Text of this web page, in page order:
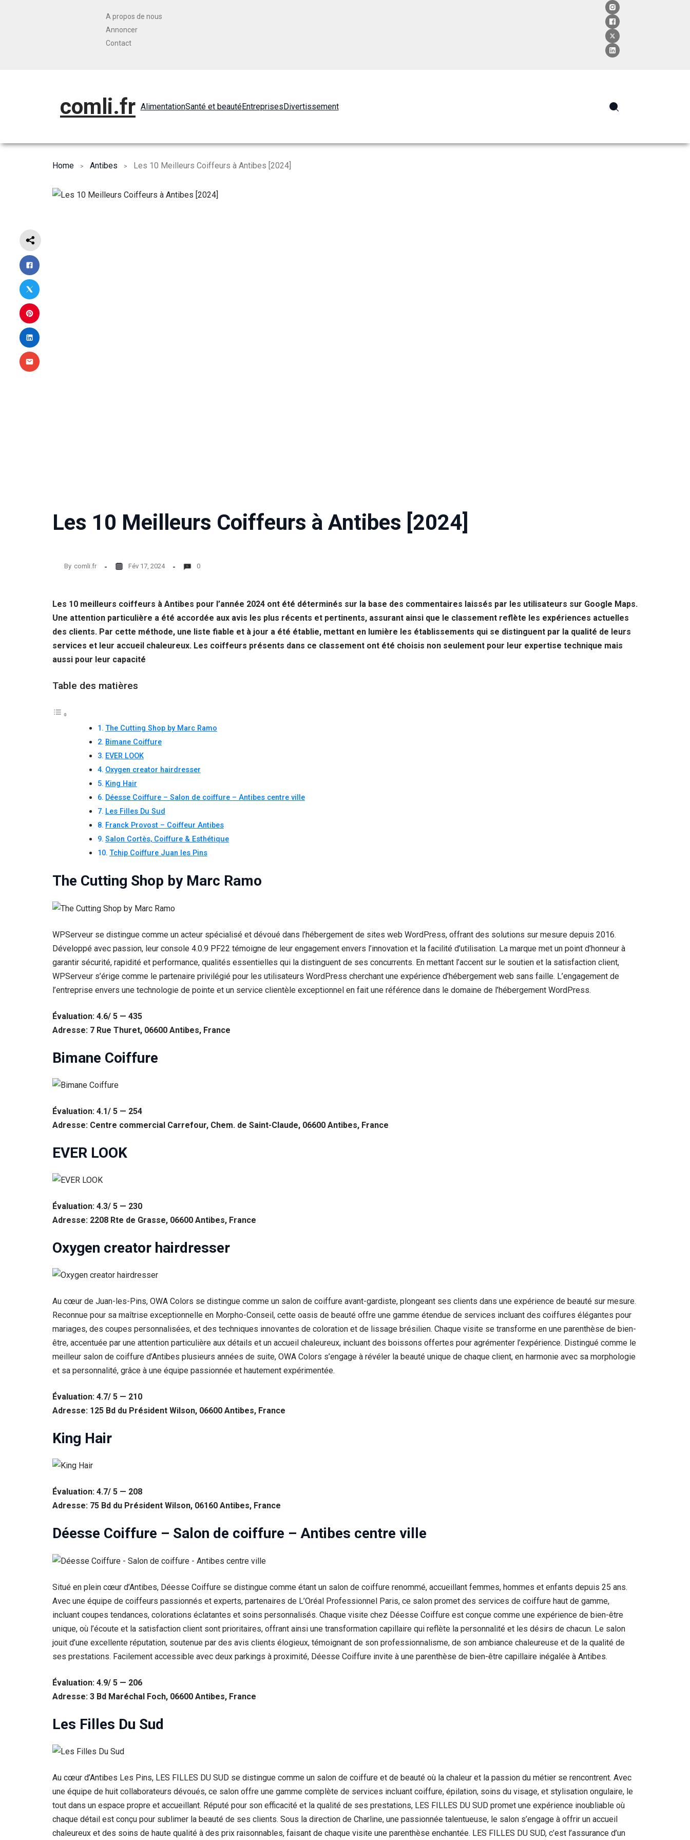
A propos de nous
Annoncer
Contact
comli.fr AlimentationSanté et beautéEntreprisesDivertissement
Home Antibes Les 10 Meilleurs Coiffeurs à Antibes [2024]
Les 10 Meilleurs Coiffeurs à Antibes [2024]
By comli.fr Fév 17, 2024 0
Les 10 meilleurs coiffeurs à Antibes pour l’année 2024 ont été déterminés sur la base des commentaires laissés par les utilisateurs sur Google Maps.
Une attention particulière a été accordée aux avis les plus récents et pertinents, assurant ainsi que le classement reflète les expériences actuelles
des clients. Par cette méthode, une liste fiable et à jour a été établie, mettant en lumière les établissements qui se distinguent par la qualité de leurs
services et leur accueil chaleureux. Les coiffeurs présents dans ce classement ont été choisis non seulement pour leur expertise technique mais
aussi pour leur capacité
Table des matières
The Cutting Shop by Marc Ramo
Bimane Coiffure
EVER LOOK
Oxygen creator hairdresser
King Hair
Déesse Coiffure – Salon de coiffure – Antibes centre ville
Les Filles Du Sud
Franck Provost – Coiffeur Antibes
Salon Cortès, Coiffure & Esthétique
Tchip Coiffure Juan les Pins
The Cutting Shop by Marc Ramo
WPServeur se distingue comme un acteur spécialisé et dévoué dans l’hébergement de sites web WordPress, offrant des solutions sur mesure depuis 2016.
Développé avec passion, leur console 4.0.9 PF22 témoigne de leur engagement envers l’innovation et la facilité d’utilisation. La marque met un point d’honneur à
garantir sécurité, rapidité et performance, qualités essentielles qui la distinguent de ses concurrents. En mettant l’accent sur le soutien et la satisfaction client,
WPServeur s’érige comme le partenaire privilégié pour les utilisateurs WordPress cherchant une expérience d’hébergement web sans faille. L’engagement de
l’entreprise envers une technologie de pointe et un service clientèle exceptionnel en fait une référence dans le domaine de l’hébergement WordPress.
Évaluation: 4.6/ 5 — 435
Adresse: 7 Rue Thuret, 06600 Antibes, France
Bimane Coiffure
Évaluation: 4.1/ 5 — 254
Adresse: Centre commercial Carrefour, Chem. de Saint-Claude, 06600 Antibes, France
EVER LOOK
Évaluation: 4.3/ 5 — 230
Adresse: 2208 Rte de Grasse, 06600 Antibes, France
Oxygen creator hairdresser
Au cœur de Juan-les-Pins, OWA Colors se distingue comme un salon de coiffure avant-gardiste, plongeant ses clients dans une expérience de beauté sur mesure.
Reconnue pour sa maîtrise exceptionnelle en Morpho-Conseil, cette oasis de beauté offre une gamme étendue de services incluant des coiffures élégantes pour
mariages, des coupes personnalisées, et des techniques innovantes de coloration et de lissage brésilien. Chaque visite se transforme en une parenthèse de bien-
être, accentuée par une attention particulière aux détails et un accueil chaleureux, incluant des boissons offertes pour agrémenter l’expérience. Distingué comme le
meilleur salon de coiffure d’Antibes plusieurs années de suite, OWA Colors s’engage à révéler la beauté unique de chaque client, en harmonie avec sa morphologie
et sa personnalité, grâce à une équipe passionnée et hautement expérimentée.
Évaluation: 4.7/ 5 — 210
Adresse: 125 Bd du Président Wilson, 06600 Antibes, France
King Hair
Évaluation: 4.7/ 5 — 208
Adresse: 75 Bd du Président Wilson, 06160 Antibes, France
Déesse Coiffure – Salon de coiffure – Antibes centre ville
Situé en plein cœur d’Antibes, Déesse Coiffure se distingue comme étant un salon de coiffure renommé, accueillant femmes, hommes et enfants depuis 25 ans.
Avec une équipe de coiffeurs passionnés et experts, partenaires de L’Oréal Professionnel Paris, ce salon promet des services de coiffure haut de gamme,
incluant coupes tendances, colorations éclatantes et soins personnalisés. Chaque visite chez Déesse Coiffure est conçue comme une expérience de bien-être
unique, où l’écoute et la satisfaction client sont prioritaires, offrant ainsi une transformation capillaire qui reflète la personnalité et les désirs de chacun. Le salon
jouit d’une excellente réputation, soutenue par des avis clients élogieux, témoignant de son professionnalisme, de son ambiance chaleureuse et de la qualité de
ses prestations. Facilement accessible avec deux parkings à proximité, Déesse Coiffure invite à une parenthèse de bien-être capillaire inégalée à Antibes.
Évaluation: 4.9/ 5 — 206
Adresse: 3 Bd Maréchal Foch, 06600 Antibes, France
Les Filles Du Sud
Au cœur d’Antibes Les Pins, LES FILLES DU SUD se distingue comme un salon de coiffure et de beauté où la chaleur et la passion du métier se rencontrent. Avec
une équipe de huit collaborateurs dévoués, ce salon offre une gamme complète de services incluant coiffure, épilation, soins du visage, et stylisation ongulaire, le
tout dans un espace propre et accueillant. Réputé pour son efficacité et la qualité de ses prestations, LES FILLES DU SUD promet une expérience inoubliable où
chaque détail est conçu pour sublimer la beauté de ses clients. Sous la direction de Charline, une passionnée talentueuse, le salon s’engage à offrir un accueil
chaleureux et des soins de haute qualité à des prix raisonnables, faisant de chaque visite une parenthèse enchantée. LES FILLES DU SUD, c’est l’assurance d’un
Ces cookies ne
facultatifs. Ils
fonctionnement
du site Web.
Statistiques
fonctionnalité
et la structure
du site Web,
Experience
Afin que notre
aussi bien que
possible lors
de votre visite.